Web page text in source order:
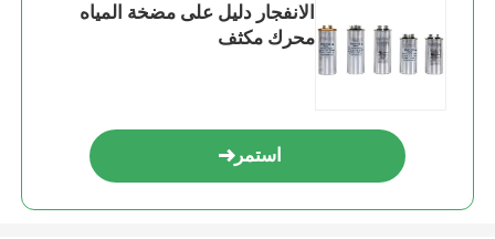
الانفجار دليل على مضخة المياه
محرك مكثف
استمر